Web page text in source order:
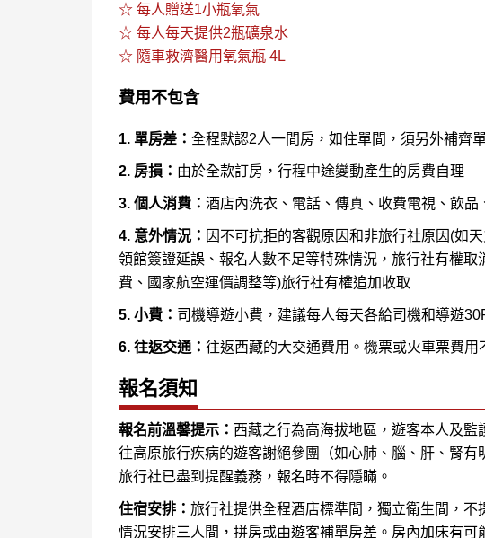
☆ 每人贈送1小瓶氧氣
☆ 每人每天提供2瓶礦泉水
☆ 隨車救濟醫用氧氣瓶 4L
費用不包含
1. 單房差： 全程默認2人一間房，如住單間，須另外補齊
2. 房損： 由於全款訂房，行程中途變動產生的房費自理
3. 個人消費： 酒店內洗衣、電話、傳真、收費電視、飲品
4. 意外情況： 因不可抗拒的客觀原因和非旅行社原因(如
領館簽證延誤、報名人數不足等特殊情況，旅行社有權
費、國家航空運價調整等)旅行社有權追加收取
5. 小費： 司機導遊小費，建議每人每天各給司機和導遊
6. 往返交通： 往返西藏的大交通費用。機票或火車票費
報名須知
報名前溫馨提示： 西藏之行為高海拔地區，遊客本人及
往高原旅行疾病的遊客謝絕參團（如心肺、腦、肝、腎
旅行社已盡到提醒義務，報名時不得隱瞞。
住宿安排： 旅行社提供全程酒店標準間，獨立衛生間，
情況安排三人間，拼房或由遊客補單房差。房內加床有